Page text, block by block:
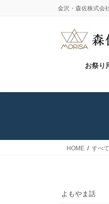
金沢・森佐株式会
お祭り
HOME すべ
よもやま話